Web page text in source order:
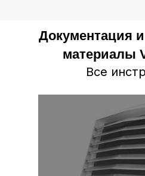
Документация
материалы
Все